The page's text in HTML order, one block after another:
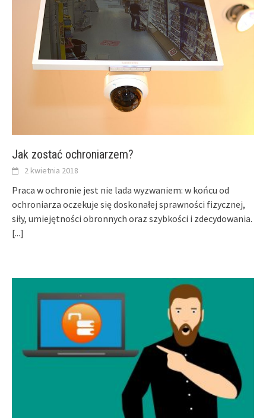
Jak zostać ochroniarzem?
2 kwietnia 2018
Praca w ochronie jest nie lada wyzwaniem: w końcu od
ochroniarza oczekuje się doskonałej sprawności fizycznej,
siły, umiejętności obronnych oraz szybkości i zdecydowania.
[...]